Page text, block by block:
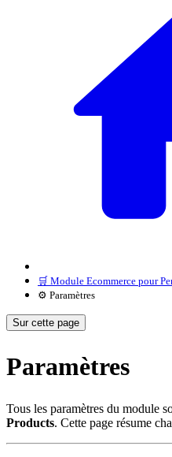
🛒 Module Ecommerce pour
⚙️ Paramètres
Sur cette page
Paramètres
Tous les paramètres du module
Products. Cette page résume